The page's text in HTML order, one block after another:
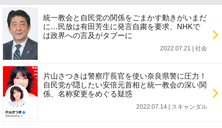
統一教会と自民党の関係をごまかす動きがいまだ
に…民放は有田芳生に発言自粛を要求、NHKで
は政界への言及がタブーに
2022.07.21 | 社会
片山さつきは警察庁長官を使い奈良県警に圧力！
自民党が隠したい安倍元首相と統一教会の深い関
係、名称変更をめぐる疑惑
2022.07.14 | スキャンダル